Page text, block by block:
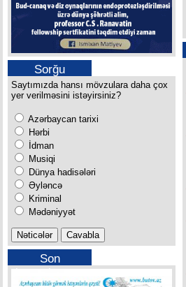
Sorğu
Saytımızda hansı mövzulara daha çox
yer verilməsini istəyirsiniz?
Azərbaycan tarixi
Hərbi
İdman
Musiqi
Dünya hadisələri
Əyləncə
Kriminal
Mədəniyyət
Son
buraxılışımız